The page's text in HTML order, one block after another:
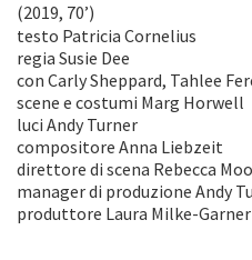
(2019, 70’)
testo Patricia Cornelius
regia Susie Dee
con Carly Sheppard, Tahlee
scene e costumi Marg Horwell
luci Andy Turner
compositore Anna Liebzeit
direttore di scena Rebecca
manager di produzione Andy
produttore Laura Milke-Garner